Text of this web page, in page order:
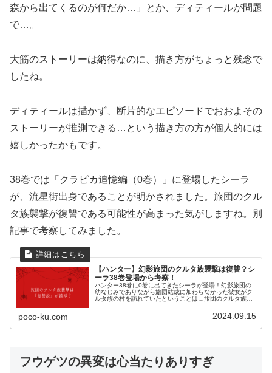
森から出てくるのが何だか…」とか、ディティールが問題
で…。
大筋のストーリーは納得なのに、描き方がちょっと残念で
したね。
ディティールは描かず、断片的なエピソードでおおよその
ストーリーが推測できる…という描き方の方が個人的には
嬉しかったかもです。
38巻では「クラピカ追憶編（0巻）」に登場したシーラ
が、流星街出身であることが明かされました。旅団のクル
タ族襲撃が復讐である可能性が高まった気がしますね。別
記事で考察してみました。
【ハンター】幻影旅団のクルタ族襲撃は復讐？シ
ーラ38巻登場から考察！
ハンター38巻に0巻に出てきたシーラが登場！幻影旅団の
幼なじみでありながら旅団結成に加わらなかった彼女がク
ルタ族の村を訪れていたということは…旅団のクルタ族襲
poco-ku.com 2024.09.15
フウゲツの異変は心当たりありすぎ